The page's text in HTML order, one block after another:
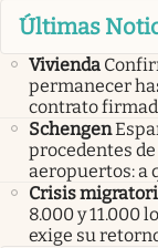
Últimas
Vivienda
permanecer
contrato
Schengen
procedentes
aeropuertos: a
Crisis
8.000 y 11.000
exige su